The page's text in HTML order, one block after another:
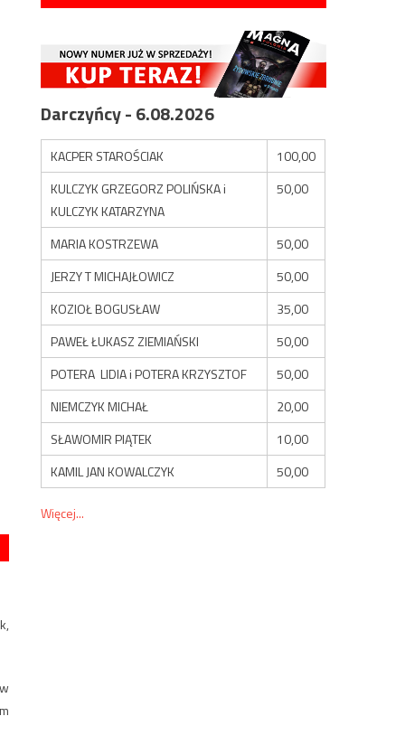
Darczyńcy - 6.08.2026
KACPER STAROŚCIAK
100,00
KULCZYK GRZEGORZ POLIŃSKA i
KULCZYK KATARZYNA
50,00
MARIA KOSTRZEWA
50,00
JERZY T MICHAJŁOWICZ
50,00
KOZIOŁ BOGUSŁAW
35,00
PAWEŁ ŁUKASZ ZIEMIAŃSKI
50,00
POTERA LIDIA i POTERA KRZYSZTOF
50,00
NIEMCZYK MICHAŁ
20,00
SŁAWOMIR PIĄTEK
10,00
KAMIL JAN KOWALCZYK
50,00
Więcej...